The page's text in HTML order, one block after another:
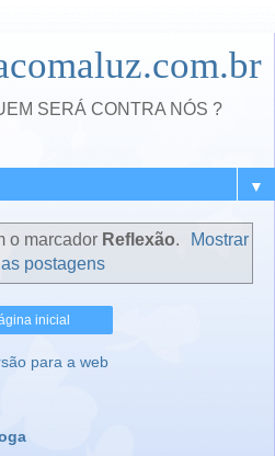
SERÁ CONTRA NÓS ?
▼
o marcador Reflexão.
Mostrar
postagens
inicial
para a web